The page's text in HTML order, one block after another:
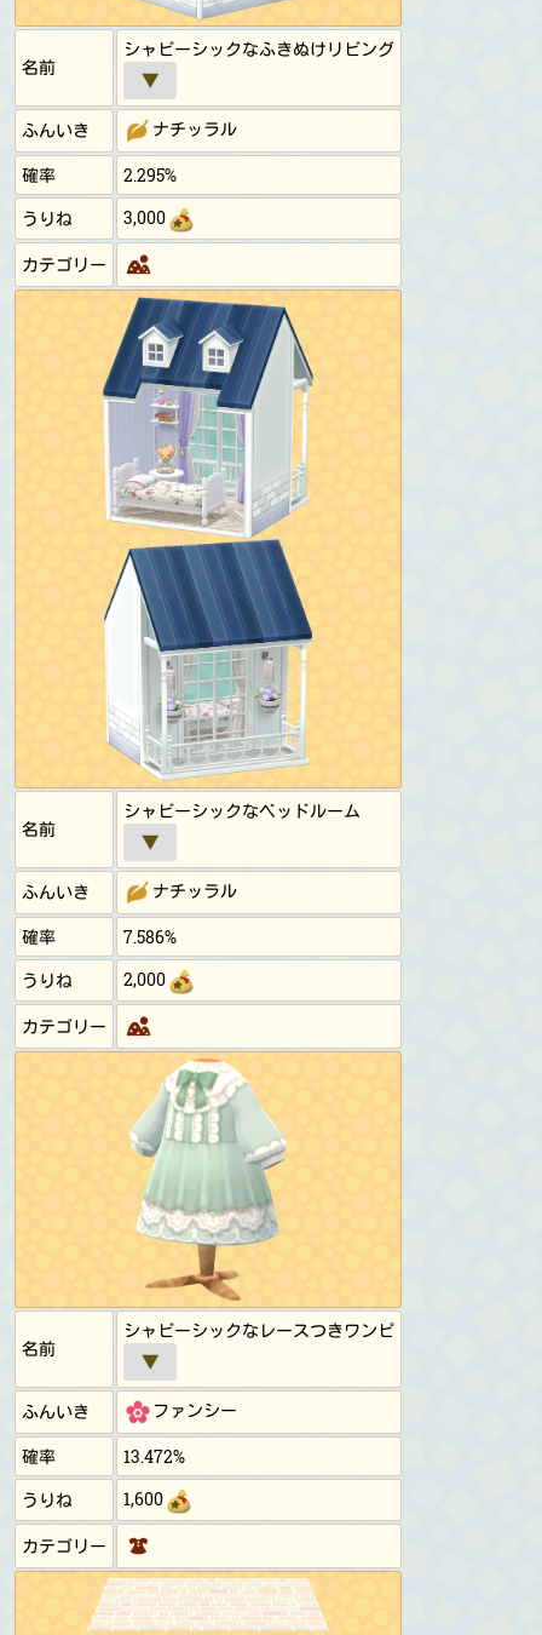
名前
シャビーシックなふきぬけリビング
▼
ふんいき
ナチッラル
確率
2.295%
うりね
3,000
カテゴリー
名前
シャビーシックなベッドルーム
▼
ふんいき
ナチッラル
確率
7.586%
うりね
2,000
カテゴリー
名前
シャビーシックなレースつきワンピ
▼
ふんいき
ファンシー
確率
13.472%
うりね
1,600
カテゴリー